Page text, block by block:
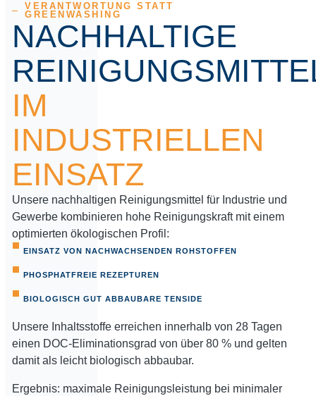
VERANTWORTUNG STATT
GREENWASHING
NACHHALTIGE
IM
INDUSTRIELLEN
EINSATZ
Unsere nachhaltigen Reinigungsmittel für Industrie und
Gewerbe kombinieren hohe Reinigungskraft mit einem
optimierten ökologischen Profil:
EINSATZ VON NACHWACHSENDEN ROHSTOFFEN
PHOSPHATFREIE REZEPTUREN
BIOLOGISCH GUT ABBAUBARE TENSIDE
Unsere Inhaltsstoffe erreichen innerhalb von 28 Tagen
einen DOC-Eliminationsgrad von über 80 % und gelten
damit als leicht biologisch abbaubar.
Ergebnis: maximale Reinigungsleistung bei minimaler